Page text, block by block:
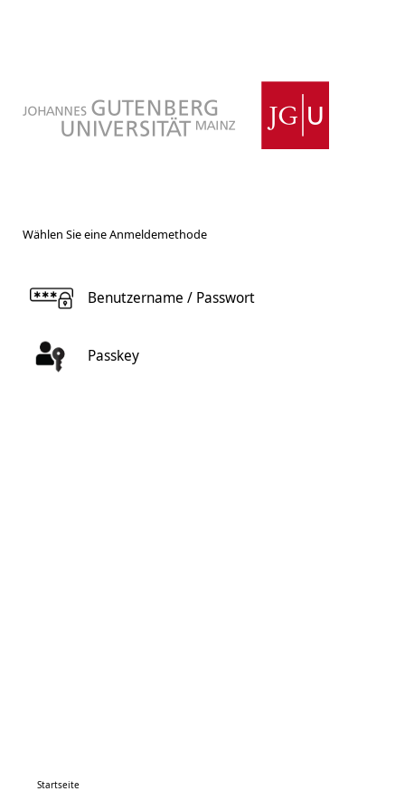
Wählen Sie eine Anmeldemethode
Benutzername / Passwort
Passkey
Startseite